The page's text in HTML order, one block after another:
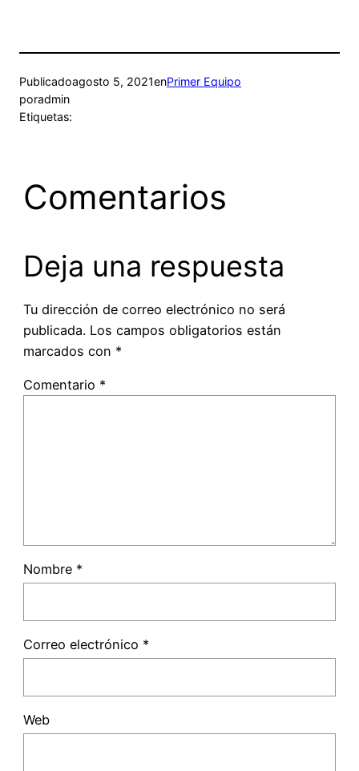
Publicadoagosto 5, 2021enPrimer Equipo
poradmin
Etiquetas:
Comentarios
Deja una respuesta
Tu dirección de correo electrónico no será
publicada. Los campos obligatorios están
marcados con *
Comentario *
Nombre *
Correo electrónico *
Web